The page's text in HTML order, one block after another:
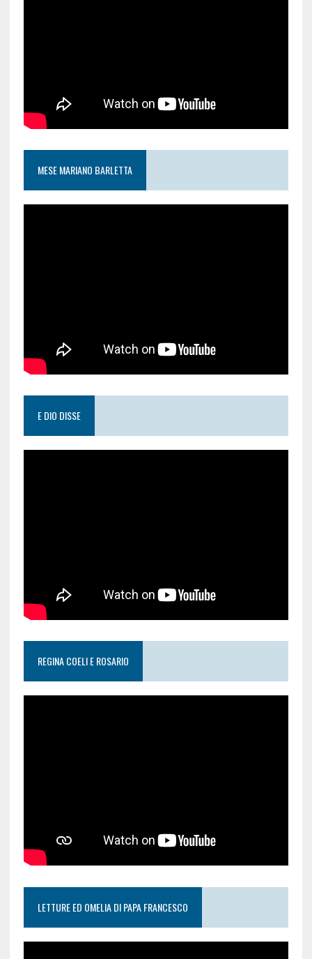
MESE MARIANO BARLETTA
E DIO DISSE
REGINA COELI E ROSARIO
LETTURE ED OMELIA DI PAPA FRANCESCO